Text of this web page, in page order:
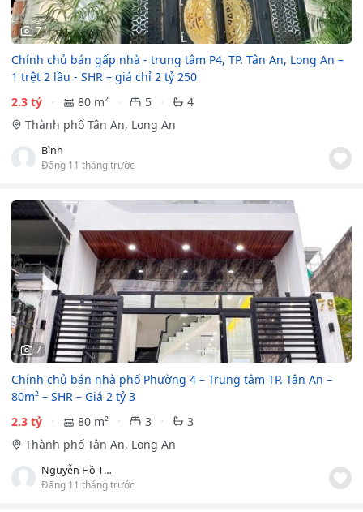
7
Chính chủ bán gấp nhà - trung tâm P4, TP. Tân An, Long An –
1 trệt 2 lầu - SHR – giá chỉ 2 tỷ 250
2.3 tỷ
80 m² 5
4
Thành phố Tân An, Long An
Bình
Đăng 11 tháng trước
7
Chính chủ bán nhà phố Phường 4 – Trung tâm TP. Tân An –
80m² – SHR – Giá 2 tỷ 3
2.3 tỷ
80 m² 3
3
Thành phố Tân An, Long An
Nguyễn Hồ Thủy Tiên
Đăng 11 tháng trước